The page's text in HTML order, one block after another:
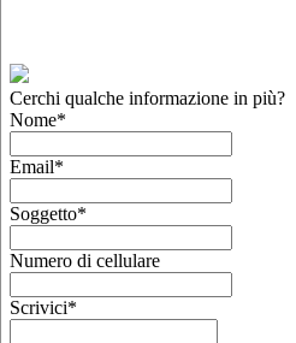
Cerchi qualche informazione in più?
Nome*
Email*
Soggetto*
Numero di cellulare
Scrivici*